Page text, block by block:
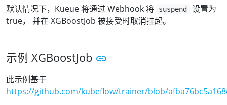
默认情况下，Kueue 将通过 Webhook 将 suspend
设置为
true， 并在 XGBoostJob 被接受时取消挂起。
示例 XGBoostJob
此示例基于
https://github.com/kubeflow/trainer/blob/